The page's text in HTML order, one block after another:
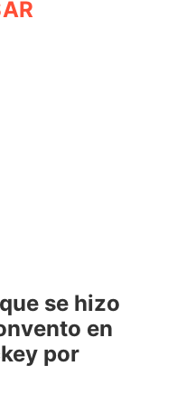
se hizo
en
por